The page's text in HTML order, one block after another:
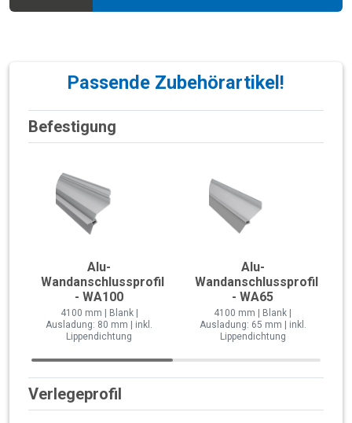
Passende Zubehörartikel!
Befestigung
Alu-
Wandanschlussprofil
- WA100
4100 mm | Blank |
Ausladung: 80 mm | inkl.
Lippendichtung
Alu-
Wandanschlussprofil
- WA65
4100 mm | Blank |
Ausladung: 65 mm | inkl.
Lippendichtung
Verlegeprofil